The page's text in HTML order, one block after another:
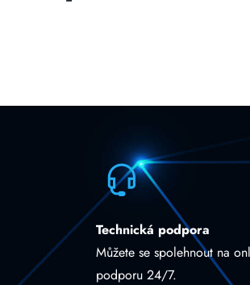
Technická podpora
Můžete se spolehnout na
podporu 24/7.